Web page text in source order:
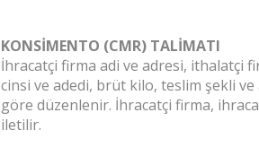
KONSİMENTO (CMR) TALİMATI
İhracatçi firma adi ve adresi, ithalatçi
cinsi ve adedi, brüt kilo, teslim şekli ve
göre düzenlenir. İhracatçi firma,
iletilir.